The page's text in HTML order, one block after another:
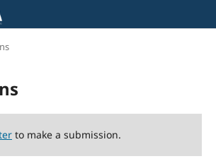
to make a submission.